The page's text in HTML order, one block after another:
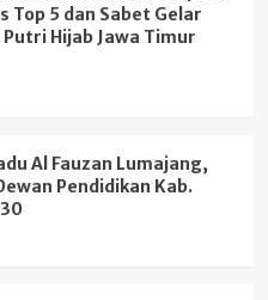
Top 5 dan Sabet Gelar
Hijab Jawa Timur
Al Fauzan Lumajang,
Pendidikan Kab.